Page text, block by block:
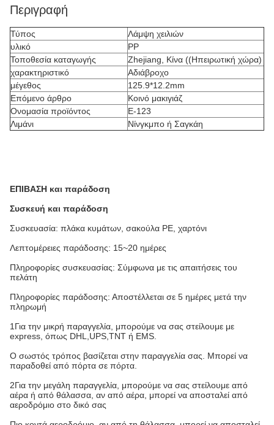
Περιγραφή
Τύπος
Λάμψη χειλιών
υλικό
PP
Τοποθεσία καταγωγής
Zhejiang, Κίνα ((Ηπειρωτική χώρα)
χαρακτηριστικό
Αδιάβροχο
μέγεθος
125.9*12.2mm
Επόμενο άρθρο
Κοινό μακιγιάζ
Ονομασία προϊόντος
Ε-123
Λιμάνι
Νίνγκμπο ή Σαγκάη
ΕΠΙΒΑΣΗ και παράδοση
Συσκευή και παράδοση
Συσκευασία: πλάκα κυμάτων, σακούλα PE, χαρτόνι
Λεπτομέρειες παράδοσης: 15~20 ημέρες
Πληροφορίες συσκευασίας: Σύμφωνα με τις απαιτήσεις του
πελάτη
Πληροφορίες παράδοσης: Αποστέλλεται σε 5 ημέρες μετά την
πληρωμή
1Για την μικρή παραγγελία, μπορούμε να σας στείλουμε με
express, όπως DHL,UPS,TNT ή EMS.
Ο σωστός τρόπος βασίζεται στην παραγγελία σας. Μπορεί να
παραδοθεί από πόρτα σε πόρτα.
2Για την μεγάλη παραγγελία, μπορούμε να σας στείλουμε από
αέρα ή από θάλασσα, αν από αέρα, μπορεί να αποσταλεί από
αεροδρόμιο στο δικό σας